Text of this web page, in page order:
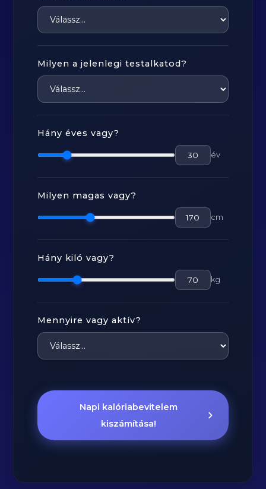
Milyen a jelenlegi testalkatod?
Hány éves vagy?
év
Milyen magas vagy?
cm
Hány kiló vagy?
kg
Mennyire vagy aktív?
Napi kalóriabevitelem
kiszámítása!